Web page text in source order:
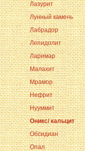
Лазурит
Лунный камень
Лабрадор
Лепидолит
Ларимар
Малахит
Мрамор
Нефрит
Нууммит
Оникс/ кальцит
Обсидиан
Опал